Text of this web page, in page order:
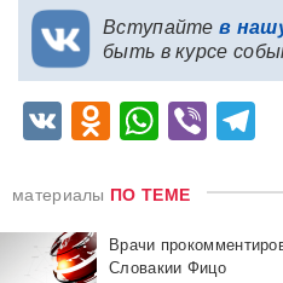
Вступайте в
быть в курсе
VK Viber
материалы ПО ТЕМЕ
Врачи
Словакии Фицо